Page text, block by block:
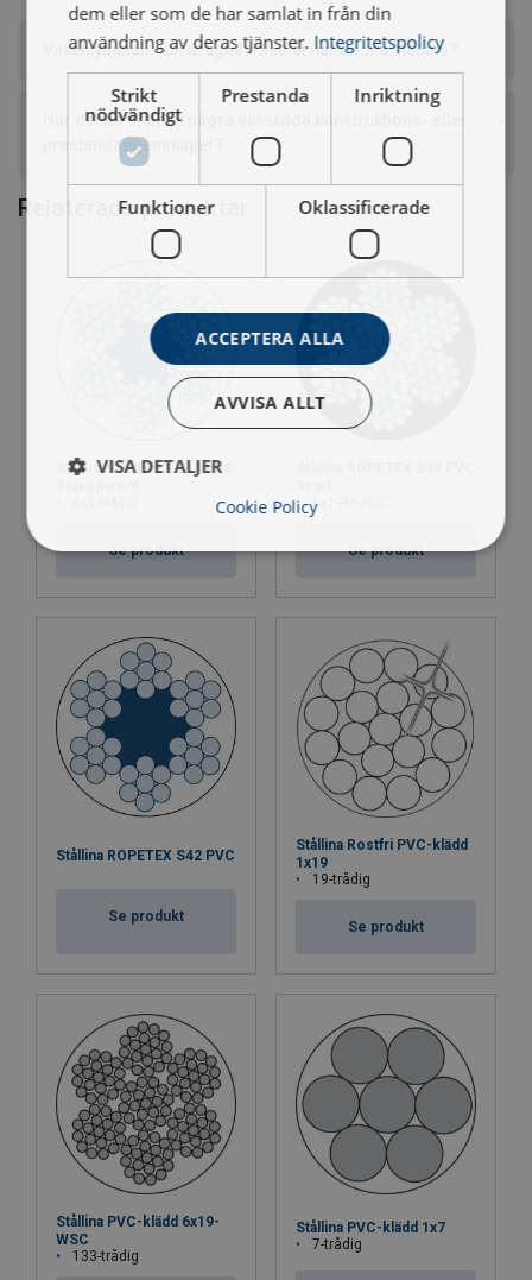
Vilken ytfinish och draghållfasthet har denna stållina?
Har denna stållina några särskilda konstruktions- eller
prestandaegenskaper?
Relaterade produkter
Stållina ROPETEX S14 PVC
Se produkt
6x19M-WSC
Se produkt
Stållina ROPETEX S42 PVC
Se produkt
Stållina Rostfri PVC-klädd
1x19
19-trådig
Se produkt
Stållina PVC-klädd 6x19-
WSC
133-trådig
Stållina PVC-klädd 1x7
7-trådig
dem eller som de har samlat in från din
användning av deras tjänster. Integritetspolicy
Strikt
nödvändigt
Prestanda Inriktning
Funktioner Oklassificerade
ACCEPTERA ALLA
AVVISA ALLT
VISA DETALJER
Cookie Policy